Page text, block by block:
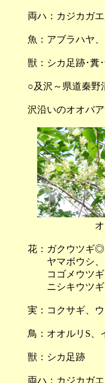
両ハ：カジカガ
魚：アブラハヤ、
獣：シカ足跡･糞
○及沢～県道秦野
沢沿いのオオバ
オオバ
花：ガクウツギ◎
ヤマボウシ、タ
コゴメウツギ、
ニシキウツギ
実：コクサギ、
鳥：オオルリS、
獣：シカ足跡
両ハ：カジカガ